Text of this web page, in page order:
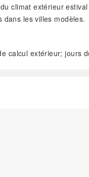
climat extérieur
dans les villes modèles.
calcul extérieur; jours